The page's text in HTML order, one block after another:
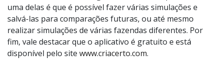
uma delas é que é possível fazer várias simulações e
salvá-las para comparações futuras, ou até mesmo
realizar simulações de várias fazendas diferentes. Por
fim, vale destacar que o aplicativo é gratuito e está
disponível pelo site www.criacerto.com.